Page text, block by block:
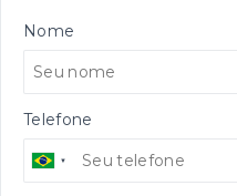
Nome
Telefone